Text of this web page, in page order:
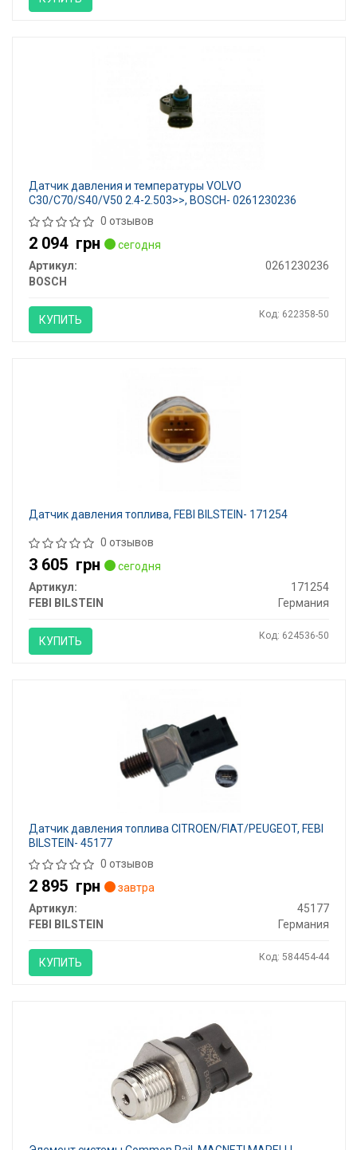
Датчик давления и температуры VOLVO
C30/C70/S40/V50 2.4-2.503>>, BOSCH- 0261230236
0 отзывов
2 094 грн
сегодня
Артикул:
0261230236
BOSCH
КУПИТЬ Код: 622358-50
Датчик давления топлива, FEBI BILSTEIN- 171254
0 отзывов
3 605 грн
сегодня
Артикул:
171254
FEBI BILSTEIN
Германия
КУПИТЬ Код: 624536-50
Датчик давления топлива CITROEN/FIAT/PEUGEOT, FEBI
BILSTEIN- 45177
0 отзывов
2 895 грн
завтра
Артикул:
45177
FEBI BILSTEIN
Германия
КУПИТЬ Код: 584454-44